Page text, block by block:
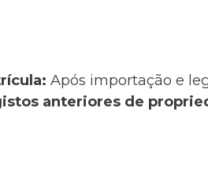
Após importação e
anteriores de